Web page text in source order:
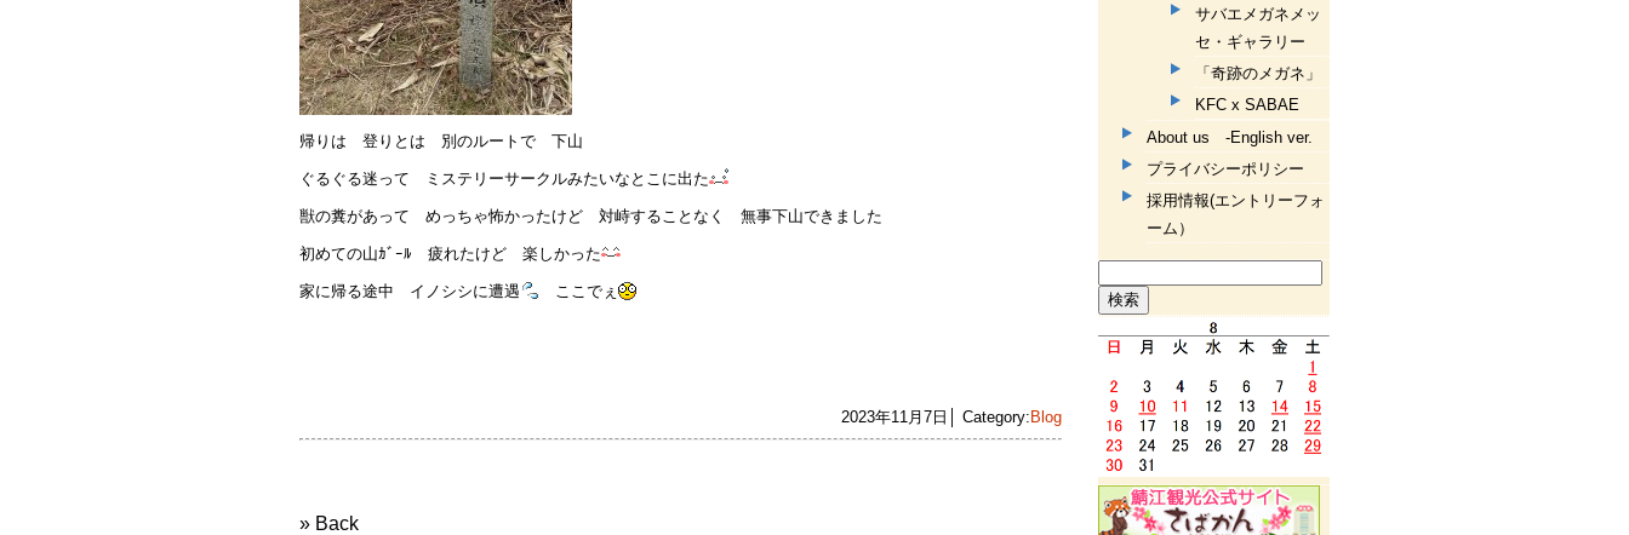
帰りは 登りとは 別のルートで 下山
ぐるぐる迷って ミステリーサークルみたいなとこに出た
獣の糞があって めっちゃ怖かったけど 対峙することなく 無事下山できました
初めての山ｶﾞｰﾙ 疲れたけど 楽しかった
家に帰る途中 イノシシに遭遇 ここでぇ
2023年11月7日│ Category: Blog
» Back
サバエメガネメッ
セ・ギャラリー
「奇跡のメガネ」
KFC x SABAE
About us -English ver.
プライバシーポリシー
採用情報(エントリーフォ
ーム）
索: